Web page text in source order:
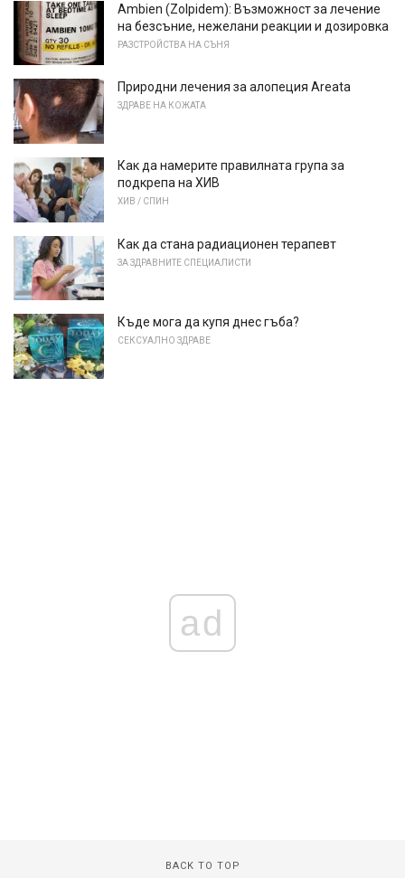
Ambien (Zolpidem): Възможност за лечение
на безсъние, нежелани реакции и дозировка
РАЗСТРОЙСТВА НА СЪНЯ
Природни лечения за алопеция Areata
ЗДРАВЕ НА КОЖАТА
Как да намерите правилната група за
подкрепа на ХИВ
ХИВ / СПИН
Как да стана радиационен терапевт
ЗА ЗДРАВНИТЕ СПЕЦИАЛИСТИ
Къде мога да купя днес гъба?
СЕКСУАЛНО ЗДРАВЕ
ad
BACK TO TOP